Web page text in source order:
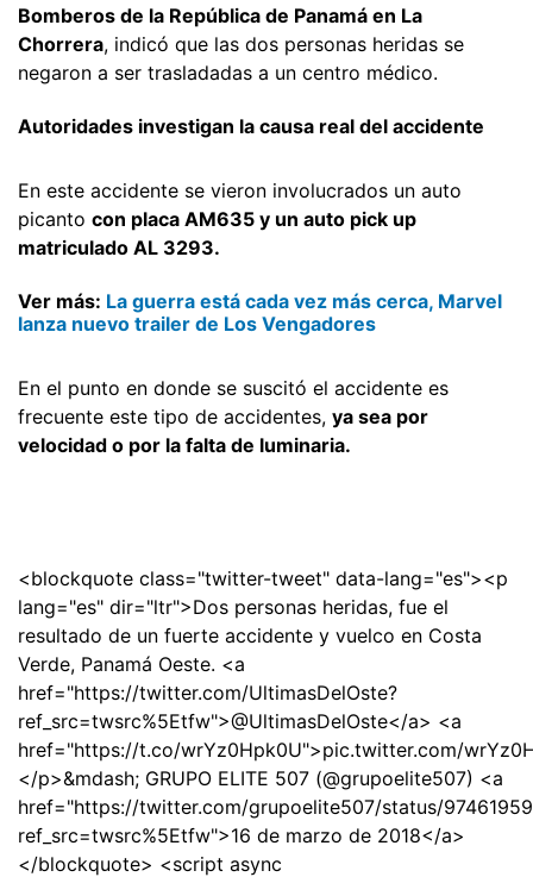
Bomberos de la República de Panamá en La
Chorrera, indicó que las dos personas heridas se
negaron a ser trasladadas a un centro médico.
Autoridades investigan la causa real del accidente
En este accidente se vieron involucrados un auto
picanto con placa AM635 y un auto pick up
matriculado AL 3293.
Ver más: La guerra está cada vez más cerca, Marvel
lanza nuevo trailer de Los Vengadores
En el punto en donde se suscitó el accidente es
frecuente este tipo de accidentes, ya sea por
velocidad o por la falta de luminaria.
<blockquote class="twitter-tweet" data-lang="es"><p
lang="es" dir="ltr">Dos personas heridas, fue el
resultado de un fuerte accidente y vuelco en Costa
Verde, Panamá Oeste. <a
href="https://twitter.com/UltimasDelOste?
ref_src=twsrc%5Etfw">@UltimasDelOste</a> <a
href="https://t.co/wrYz0Hpk0U">pic.twitter.com/
</p>&mdash; GRUPO ELITE 507 (@grupoelite507) <a
href="https://twitter.com/grupoelite507/status/
ref_src=twsrc%5Etfw">16 de marzo de 2018</a>
</blockquote> <script async